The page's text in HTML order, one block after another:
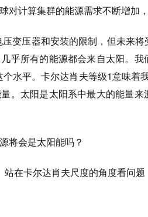
对计算集群的能源需求不断增加
变压器和安装的限制，但未来
乎所有的能源都会来自太阳。
水平。卡尔达肖夫等级1意味着
。太阳是太阳系中最大的能量
将会是太阳能吗？
站在卡尔达肖夫尺度的角度看问题